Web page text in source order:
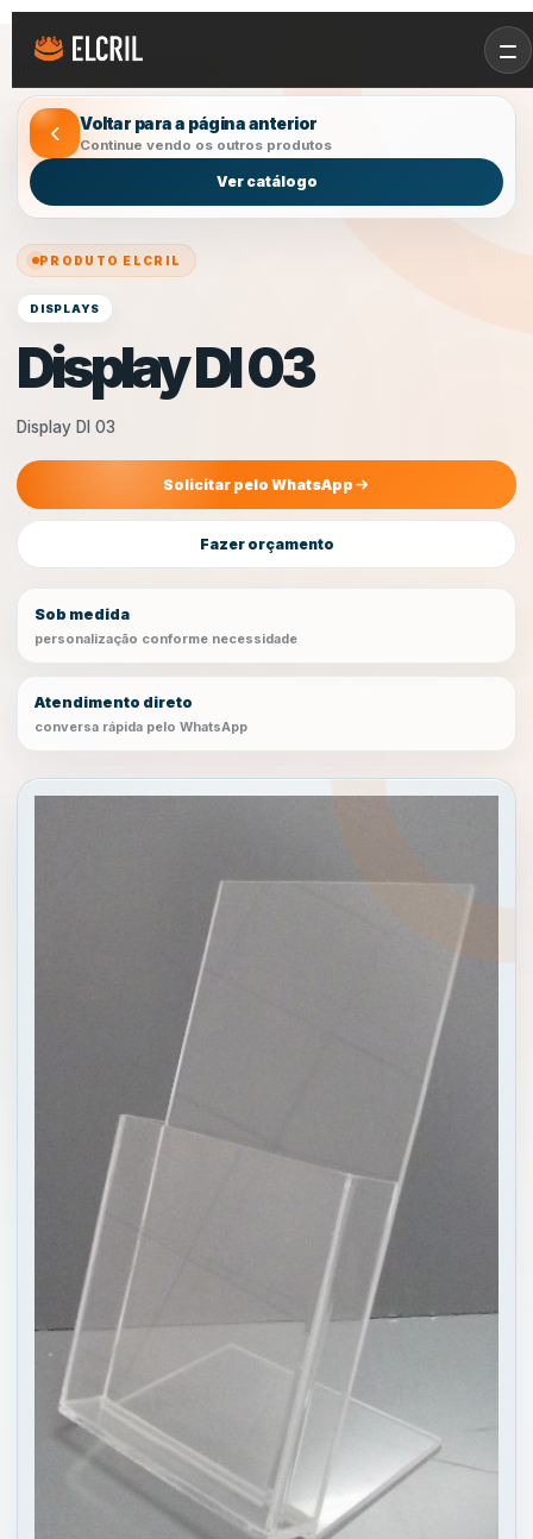
Produtos /Display DI 03
Voltar para a página anterior
Continue vendo os outros produtos
Ver catálogo
PRODUTO ELCRIL
DISPLAYS
Display DI 03
Display DI 03
Solicitar pelo WhatsApp
Fazer orçamento
Sob medida
personalização conforme necessidade
Atendimento direto
conversa rápida pelo WhatsApp